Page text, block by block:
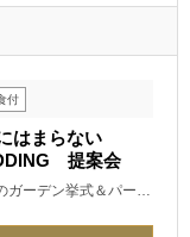
付
はまらない
提案会
ガーデン挙式＆パー…